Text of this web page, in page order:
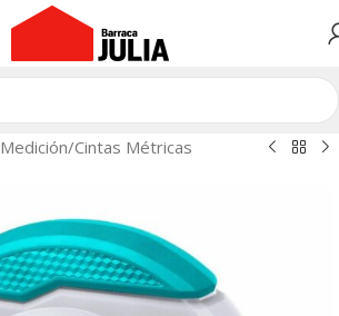
Medición/Cintas Métricas